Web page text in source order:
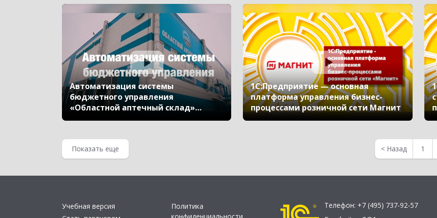
Автоматизация системы
бюджетного управления
«Областной аптечный склад»
с помощью «1С:Управление
1С:Предприятие — основная
платформа управления бизнес-
процессами розничной сети Магнит
Показать еще < Назад 1
Учебная версия
Политика
Телефон: +7 (495) 737-92-57